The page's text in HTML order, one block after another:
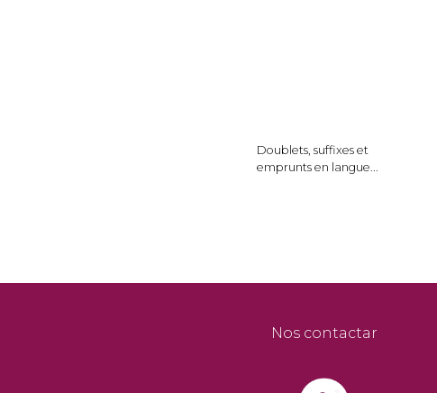
Doublets, suffixes et
emprunts en langue...
Nos contactar